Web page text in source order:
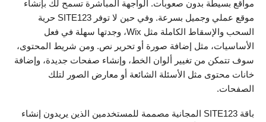
مواقع بسيطة بدون صعوبات. الواجهة المباشرة تسمح لك بإنشاء
موقع عملي وجميل بسرعة. وفي حين لا توفر SITE123 حرية
السحب والإسقاط الكاملة مثل Wix، وجدتها سهلة في فعل
الأساسيات، مثل إضافة صورة أو تحرير نص. ومن شريط المحتوى،
سوف تتمكن من تغيير ألوان الخط، وإنشاء صفحات جديدة، وإضافة
خانات محتوى مثل الأسئلة الشائعة أو معارض الصور لتلك
الصفحات.
باقة SITE123 المجانية مصممة للمستخدمين الذين يريدون إنشاء